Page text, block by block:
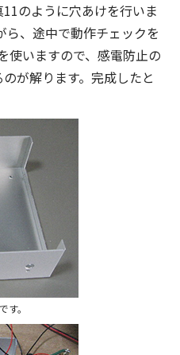
のように穴あけを行いま
ら、途中で動作チェックを
使いますので、感電防止の
が解ります。完成したと
す。